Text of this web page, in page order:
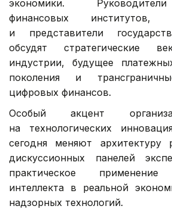
экономики.
финансовых институтов,
и представители
обсудят стратегические
индустрии, будущее
поколения и
цифровых финансов.
Особый акцент
на технологических
сегодня меняют
дискуссионных панелей
практическое применение
интеллекта в реальной
надзорных технологий.